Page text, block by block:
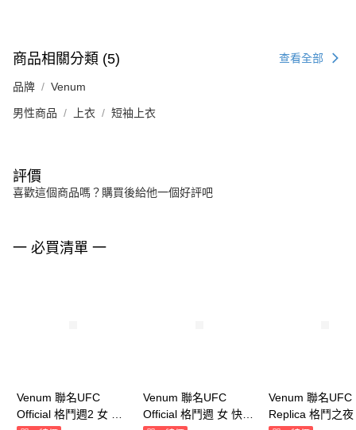
商品相關分類 (5) 查看全部
品牌 Venum
男性商品 上衣 短袖上衣
評價
喜歡這個商品嗎？購買後給他一個好評吧
一 必買清單 一
Venum 聯名UFC
Official 格鬥週2 女 短
Venum 聯名UFC
Official 格鬥週 女 快乾
Venum 聯名UFC
Replica 格鬥之夜